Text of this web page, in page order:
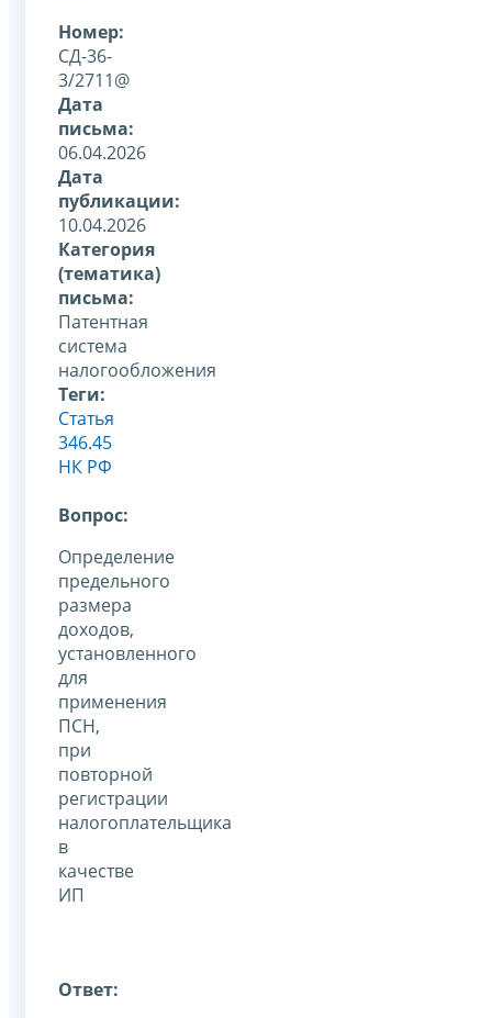
Номер:
СД-36-
3/2711@
Дата
письма:
06.04.2026
Дата
публикации:
10.04.2026
Категория
(тематика)
письма:
Патентная
система
налогообложения
Теги:
Статья
346.45
НК РФ
Вопрос:
Определение
предельного
размера
доходов,
установленного
для
применения
ПСН,
при
повторной
регистрации
налогоплательщика
в
качестве
ИП
Ответ: